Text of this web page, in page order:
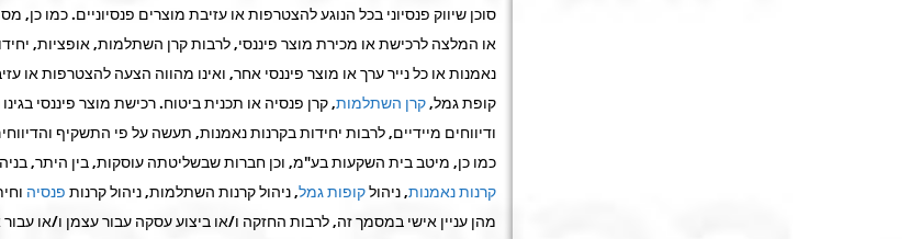
סוכן שיווק פנסיוני בכל הנוגע להצטרפות או עזיבת מוצרים פנסיוניים. כמו כן,
או המלצה לרכישת או מכירת מוצר פיננסי, לרבות קרן השתלמות, אופציות,
נאמנות או כל נייר ערך או מוצר פיננסי אחר, ואינו מהווה הצעה להצטרפות או
קופת גמל,קרן השתלמות, קרן פנסיה או תכנית ביטוח. רכישת מוצר פיננסי
ודיווחים מיידיים, לרבות יחידות בקרנות נאמנות, תעשה על פי התשקיף
כמו כן, מיטב בית השקעות בע"מ, וכן חברות שבשליטתה עוסקות, בין היתר,
קרנות נאמנות, ניהולקופות גמל, ניהול קרנות השתלמות, ניהול קרנות פנסיה
מהן עניין אישי במסמך זה, לרבות החזקה ו/או ביצוע עסקה עבור עצמן ו/או עבור